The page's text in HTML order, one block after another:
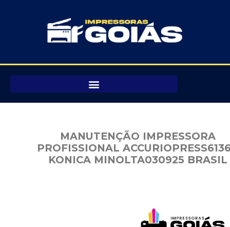
conteúdo
MANUTENÇÃO IMPRESSORA
PROFISSIONAL
KONICA MINOLTA030925 BRASIL